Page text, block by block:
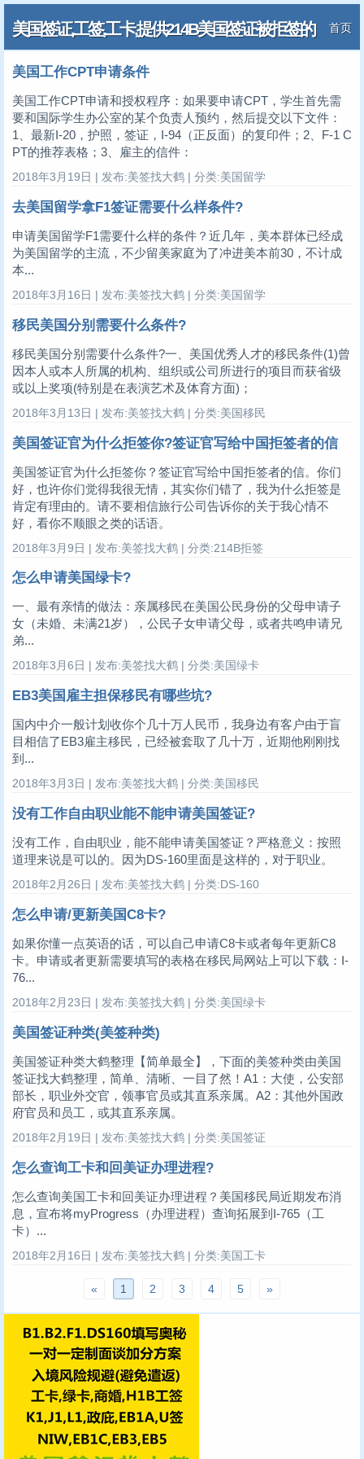
美国签证,工签,工卡,提供214B美国签证被拒签的
解决方案
首页
美国工作CPT申请条件
美国工作CPT申请和授权程序：如果要申请CPT，学生首先需
要和国际学生办公室的某个负责人预约，然后提交以下文件：
1、最新I-20，护照，签证，I-94（正反面）的复印件；2、F-1 C
PT的推荐表格；3、雇主的信件：
2018年3月19日 | 发布:美签找大鹤 | 分类:美国留学
去美国留学拿F1签证需要什么样条件?
申请美国留学F1需要什么样的条件？近几年，美本群体已经成
为美国留学的主流，不少留美家庭为了冲进美本前30，不计成
本...
2018年3月16日 | 发布:美签找大鹤 | 分类:美国留学
移民美国分别需要什么条件?
移民美国分别需要什么条件?一、美国优秀人才的移民条件(1)曾
因本人或本人所属的机构、组织或公司所进行的项目而获省级
或以上奖项(特别是在表演艺术及体育方面)；
2018年3月13日 | 发布:美签找大鹤 | 分类:美国移民
美国签证官为什么拒签你?签证官写给中国拒签者的信
美国签证官为什么拒签你？签证官写给中国拒签者的信。你们
好，也许你们觉得我很无情，其实你们错了，我为什么拒签是
肯定有理由的。请不要相信旅行公司告诉你的关于我心情不
好，看你不顺眼之类的话语。
2018年3月9日 | 发布:美签找大鹤 | 分类:214B拒签
怎么申请美国绿卡?
一、最有亲情的做法：亲属移民在美国公民身份的父母申请子
女（未婚、未满21岁），公民子女申请父母，或者共鸣申请兄
弟...
2018年3月6日 | 发布:美签找大鹤 | 分类:美国绿卡
EB3美国雇主担保移民有哪些坑?
国内中介一般计划收你个几十万人民币，我身边有客户由于盲
目相信了EB3雇主移民，已经被套取了几十万，近期他刚刚找
到...
2018年3月3日 | 发布:美签找大鹤 | 分类:美国移民
没有工作自由职业能不能申请美国签证?
没有工作，自由职业，能不能申请美国签证？严格意义：按照
道理来说是可以的。因为DS-160里面是这样的，对于职业。
2018年2月26日 | 发布:美签找大鹤 | 分类:DS-160
怎么申请/更新美国C8卡?
如果你懂一点英语的话，可以自己申请C8卡或者每年更新C8
卡。申请或者更新需要填写的表格在移民局网站上可以下载：I-
76...
2018年2月23日 | 发布:美签找大鹤 | 分类:美国绿卡
美国签证种类(美签种类)
美国签证种类大鹤整理【简单最全】，下面的美签种类由美国
签证找大鹤整理，简单、清晰、一目了然！A1：大使，公安部
部长，职业外交官，领事官员或其直系亲属。A2：其他外国政
府官员和员工，或其直系亲属。
2018年2月19日 | 发布:美签找大鹤 | 分类:美国签证
怎么查询工卡和回美证办理进程?
怎么查询美国工卡和回美证办理进程？美国移民局近期发布消
息，宣布将myProgress（办理进程）查询拓展到I-765（工
卡）...
2018年2月16日 | 发布:美签找大鹤 | 分类:美国工卡
« 1 2 3 4 5 »